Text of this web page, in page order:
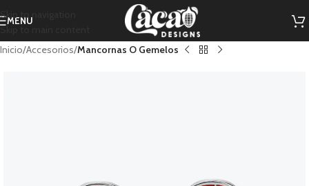
Skip to navigation
Skip to main content
MENU
Inicio Accesorios Mancornas O Gemelos